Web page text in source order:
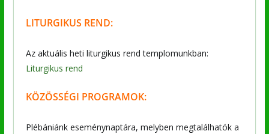
LITURGIKUS REND:
Az aktuális heti liturgikus rend templomunkban:
Liturgikus rend
KÖZÖSSÉGI PROGRAMOK:
Plébániánk eseménynaptára, melyben megtalálhatók a